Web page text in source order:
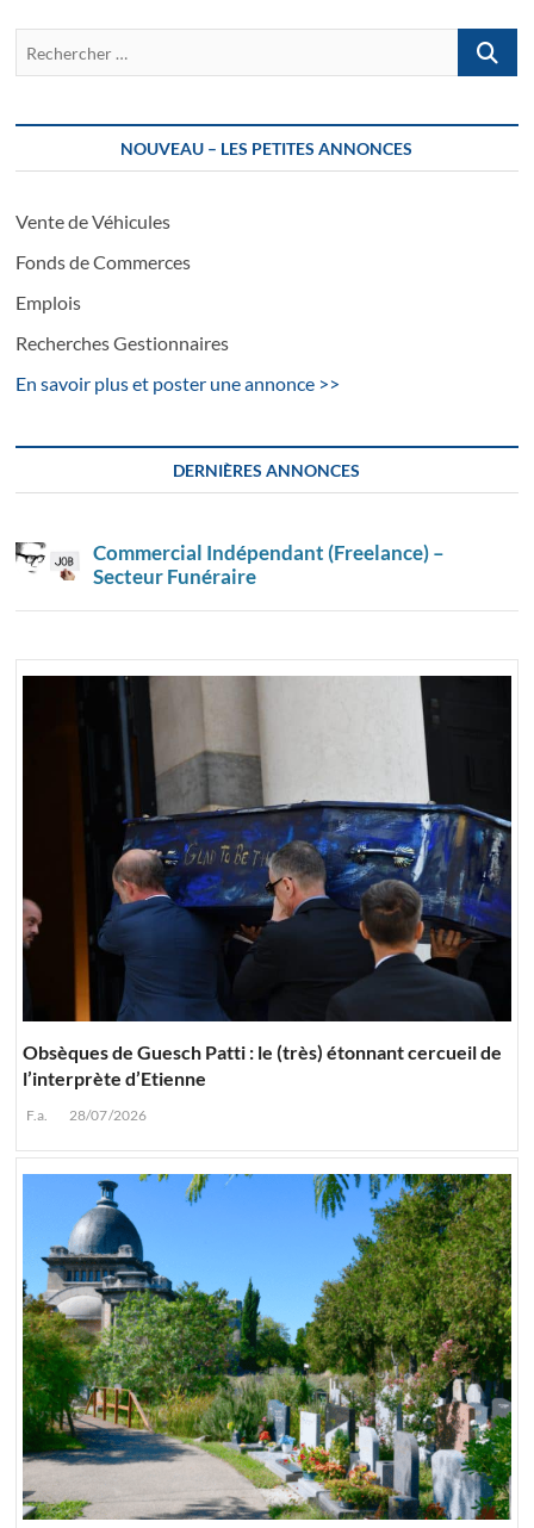
…
NOUVEAU – LES PETITES ANNONCES
Vente de Véhicules
Fonds de Commerces
Emplois
Recherches Gestionnaires
En savoir plus et poster une annonce >>
DERNIÈRES ANNONCES
Commercial Indépendant (Freelance) –
Secteur Funéraire
Obsèques de Guesch Patti : le (très) étonnant cercueil de
l’interprète d’Etienne
F.a. 28/07/2026